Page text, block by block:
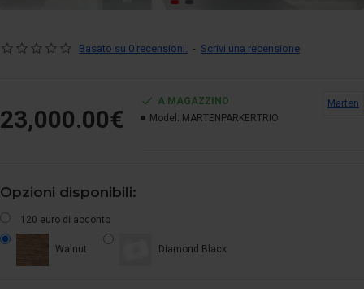
Basato su 0 recensioni. - Scrivi una recensione
23,000.00€
A MAGAZZINO
Model: MARTENPARKERTRIO
Marten
Opzioni disponibili:
120 euro di acconto
Walnut Diamond Black